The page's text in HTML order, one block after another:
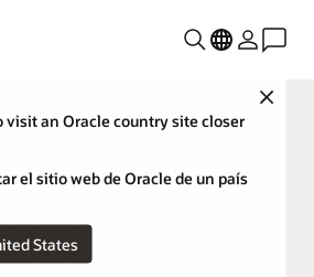
Close
visit an Oracle country site closer
el sitio web de Oracle de un país
United States
proactivo mantiene
al día con la